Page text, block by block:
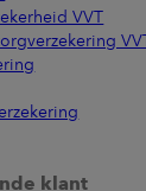
VVT
VVT
klant